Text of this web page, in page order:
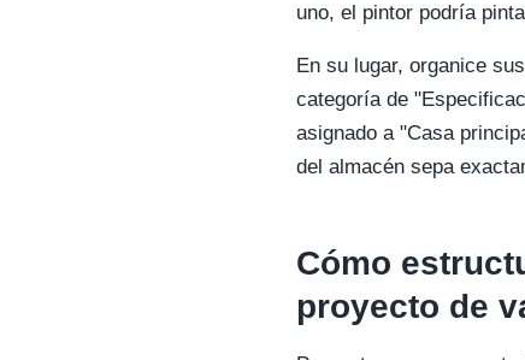
uno, el pintor podría
En su lugar, organice
categoría de
asignado a "Casa
del almacén sepa
Cómo
proyecto de